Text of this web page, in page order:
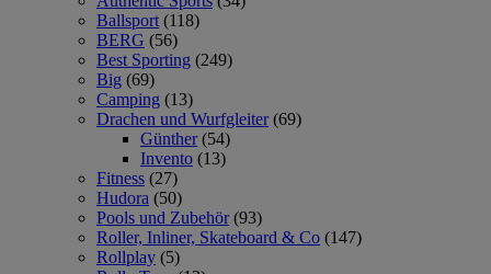
Ballsport (118)
BERG (56)
Best Sporting (249)
Big (69)
Camping (13)
Drachen und Wurfgleiter (69)
Günther (54)
Invento (13)
Fitness (27)
Hudora (50)
Pools und Zubehör (93)
Roller, Inliner, Skateboard & Co (147)
Rollplay (5)